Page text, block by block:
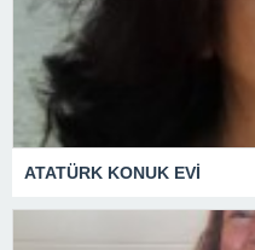
ATATÜRK KONUK EVİ